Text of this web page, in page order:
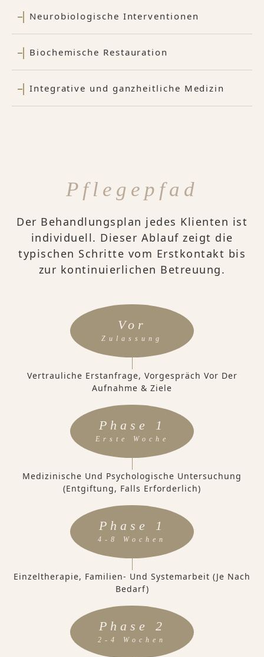
Neurobiologische Interventionen
Biochemische Restauration
Integrative und ganzheitliche Medizin
Pflegepfad
Der Behandlungsplan jedes Klienten ist
individuell. Dieser Ablauf zeigt die
typischen Schritte vom Erstkontakt bis
zur kontinuierlichen Betreuung.
Vor
Zulassung
Vertrauliche Erstanfrage, Vorgespräch Vor Der
Aufnahme & Ziele
Phase 1
Erste Woche
Medizinische Und Psychologische Untersuchung
(Entgiftung, Falls Erforderlich)
Phase 1
4-8 Wochen
Einzeltherapie, Familien- Und Systemarbeit (je Nach
Bedarf)
Phase 2
2-4 Wochen